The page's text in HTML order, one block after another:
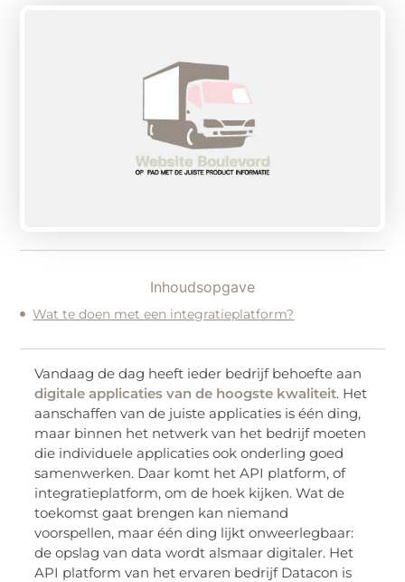
Inhoudsopgave
Wat te doen met een integratieplatform?
Vandaag de dag heeft ieder bedrijf behoefte aan
digitale applicaties van de hoogste kwaliteit. Het
aanschaffen van de juiste applicaties is één ding,
maar binnen het netwerk van het bedrijf moeten
die individuele applicaties ook onderling goed
samenwerken. Daar komt het API platform, of
integratieplatform, om de hoek kijken. Wat de
toekomst gaat brengen kan niemand
voorspellen, maar één ding lijkt onweerlegbaar:
de opslag van data wordt alsmaar digitaler. Het
API platform van het ervaren bedrijf Datacon is